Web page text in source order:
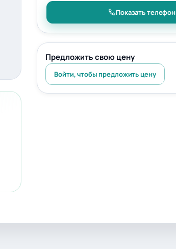
Показать телефон
Предложить свою цену
Войти, чтобы предложить цену